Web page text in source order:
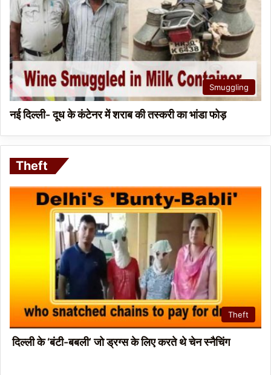
Smuggling
नई दिल्ली- दूध के कंटेनर में शराब की तस्करी का भांडा फोड़
Theft
Theft
दिल्ली के ‘बंटी-बबली’ जो ड्रग्स के लिए करते थे चेन स्नैचिंग